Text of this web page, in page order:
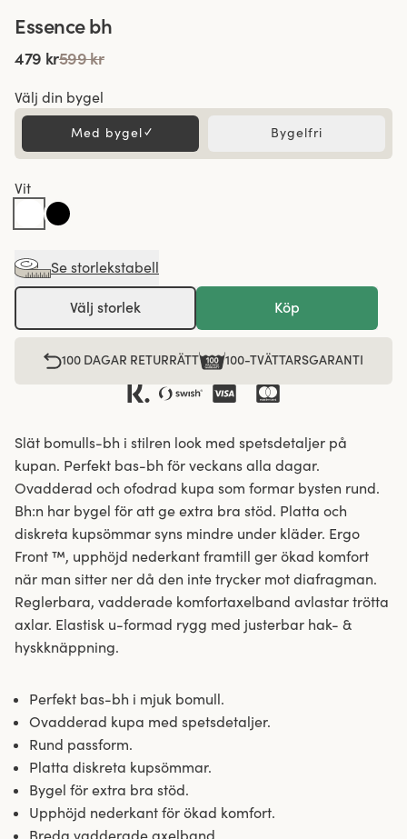
Essence bh
479 kr599 kr
Välj din bygel
Med bygel✓ Bygelfri
Vit
Se storlekstabell
Välj storlek Köp
100 DAGAR RETURRÄTT 100-TVÄTTARSGARANTI
Slät bomulls-bh i stilren look med spetsdetaljer på
kupan. Perfekt bas-bh för veckans alla dagar.
Ovadderad och ofodrad kupa som formar bysten rund.
Bh:n har bygel för att ge extra bra stöd. Platta och
diskreta kupsömmar syns mindre under kläder. Ergo
Front ™, upphöjd nederkant framtill ger ökad komfort
när man sitter ner då den inte trycker mot diafragman.
Reglerbara, vadderade komfortaxelband avlastar trötta
axlar. Elastisk u-formad rygg med justerbar hak- &
hyskknäppning.
Perfekt bas-bh i mjuk bomull.
Ovadderad kupa med spetsdetaljer.
Rund passform.
Platta diskreta kupsömmar.
Bygel för extra bra stöd.
Upphöjd nederkant för ökad komfort.
Breda vadderade axelband.